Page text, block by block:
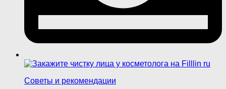
Советы и рекомендации